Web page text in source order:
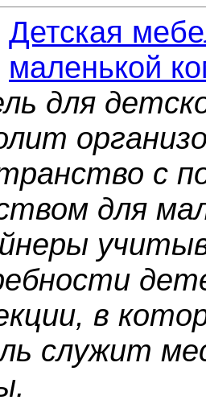
Детская
маленькой
для
с
для
в
служит